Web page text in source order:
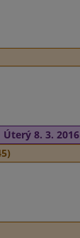
Úterý 8. 3. 2016